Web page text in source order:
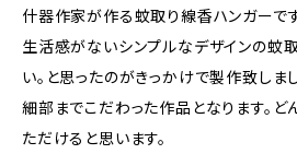
什器作家が作る蚊取り線香ハンガーです
生活感がないシンプルなデザインの蚊
い。と思ったのがきっかけで製作致しま
細部までこだわった作品となります。ど
ただけると思います。